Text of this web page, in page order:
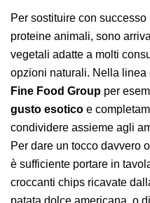
Per sostituire con
proteine animali, sono
vegetali adatte a molti
opzioni naturali. Nella linea
Fine Food Group per
gusto esotico e
condividere assieme agli
Per dare un tocco davvero
è sufficiente portare in
croccanti chips ricavate